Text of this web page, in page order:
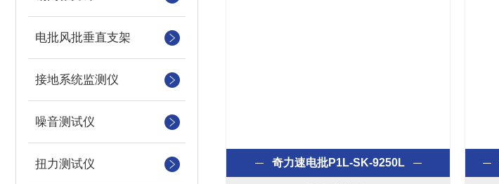
电批风批垂直支架
接地系统监测仪
噪音测试仪
扭力测试仪 奇力速电批P1L-SK-9250L